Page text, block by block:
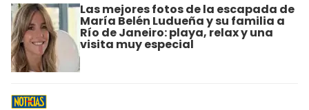
Las mejores fotos de la escapada de
María Belén Ludueña y su familia a
Río de Janeiro: playa, relax y una
visita muy especial